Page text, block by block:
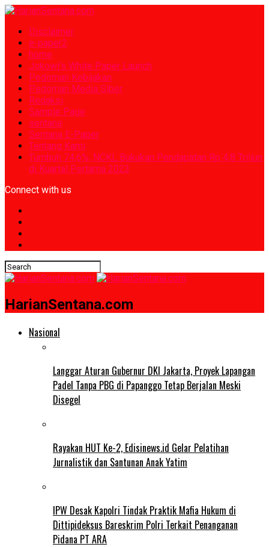
Disclaimer
e-paper2
home
Jokowi’s White Paper Launch
Pedoman Kebijakan
Pedoman Media Siber
Redaksi
Sample Page
sentana
Sentana E-Paper
Tentang Kami
Tumbuh 74,6%, NCKL Bukukan Pendapatan Rp 4,8 Triliun
di Kuartal Pertama 2023
Connect with us
HarianSentana.com
Nasional
Langgar Aturan Gubernur DKI Jakarta, Proyek Lapangan
Padel Tanpa PBG di Papanggo Tetap Berjalan Meski
Disegel
Rayakan HUT Ke-2, Edisinews.id Gelar Pelatihan
Jurnalistik dan Santunan Anak Yatim
IPW Desak Kapolri Tindak Praktik Mafia Hukum di
Dittipideksus Bareskrim Polri Terkait Penanganan
Pidana PT ARA